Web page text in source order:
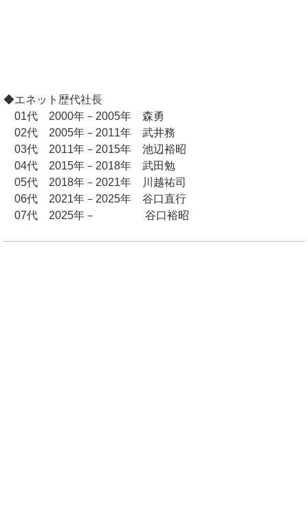
◆エネット歴代社長
01代 2000年－2005年 森勇
02代 2005年－2011年 武井務
03代 2011年－2015年 池辺裕昭
04代 2015年－2018年 武田勉
05代 2018年－2021年 川越祐司
06代 2021年－2025年 谷口直行
07代 2025年－ 谷口裕昭